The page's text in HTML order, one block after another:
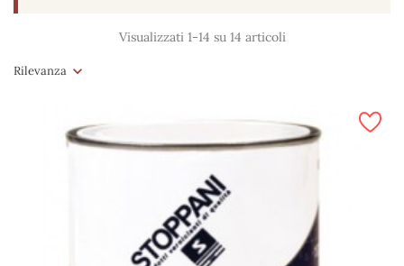
Rilevanza
Visualizzati 1-14 su 14 articoli